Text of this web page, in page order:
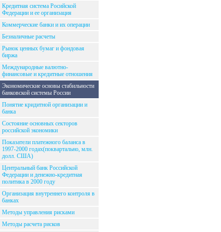
Кредитная система Росийской
Федерации и ее организация
Коммерческие банки и их операции
Безналичные расчеты
Рынок ценных бумаг и фондовая
биржа
Международные валютно-
финансовые и кредитные отношения
Экономические основы стабильности
банковской системы России
Понятие кридитной организации и
банка
Состояние основных секторов
российской экономики
Показатели платежного баланса в
1997-2000 годах(поквартально, млн.
долл. США)
Центральный банк Российской
Федерации и денежно-кредитная
политика в 2000 году
Организация внутреннего контроля в
банках
Методы управления рисками
Методы расчета рисков